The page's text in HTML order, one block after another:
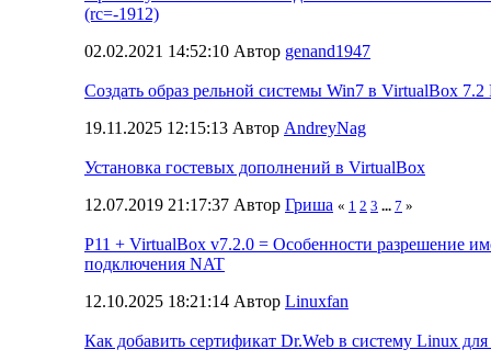
(rc=-1912)
02.02.2021 14:52:10 Автор genand1947
Создать образ рельной системы Win7 в VirtualBox
19.11.2025 12:15:13 Автор AndreyNag
Установка гостевых дополнений в VirtualBox
12.07.2019 21:17:37 Автор Гриша « 1 2 3 ... 7 »
P11 + VirtualBox v7.2.0 = Особенности разрешение
подключения NAT
12.10.2025 18:21:14 Автор Linuxfan
Как добавить сертификат Dr.Web в систему Linux